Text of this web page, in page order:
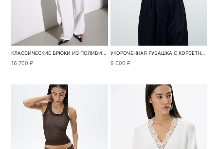
КЛАССИЧЕСКИЕ БРЮКИ ИЗ ПОЛИВИСКОЗЫ
16 700 ₽
УКОРОЧЕННАЯ РУБАШКА С КОРСЕТНЫМИ ВСТАВКАМИ
9 000 ₽